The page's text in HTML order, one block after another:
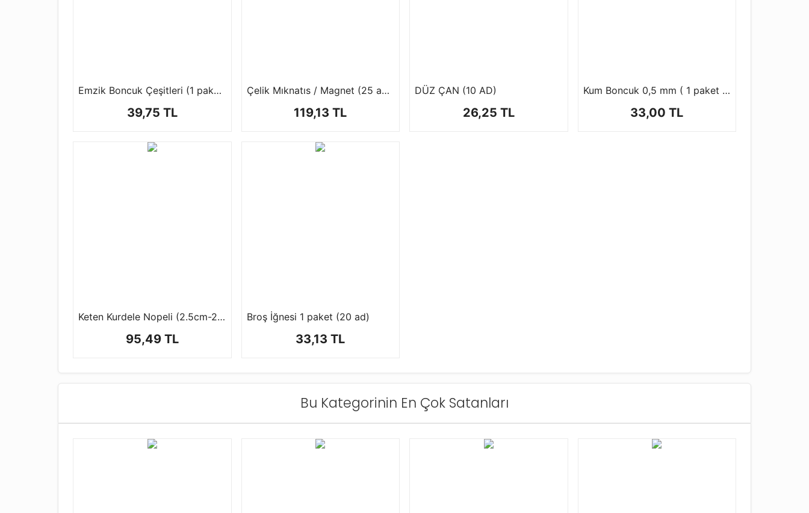
Emzik Boncuk Çeşitleri (1 paket-50 gr)
39,75 TL
Çelik Mıknatıs / Magnet (25 adet)
119,13 TL
DÜZ ÇAN (10 AD)
26,25 TL
Kum Boncuk 0,5 mm ( 1 paket 100 gr )
33,00 TL
Keten Kurdele Nopeli (2.5cm-20 mt)
95,49 TL
Broş İğnesi 1 paket (20 ad)
33,13 TL
Bu Kategorinin En Çok Satanları